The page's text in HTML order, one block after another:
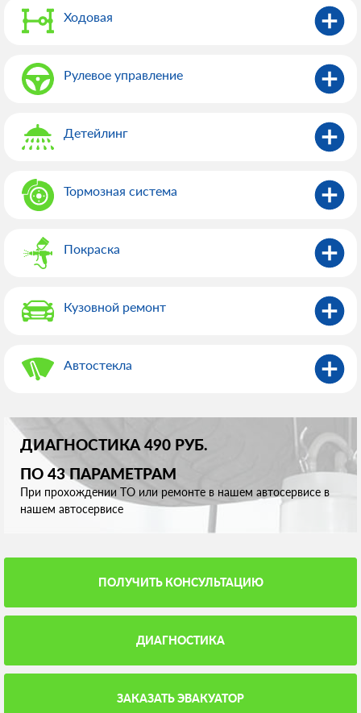
Ходовая
Рулевое управление
Детейлинг
Тормозная система
Покраска
Кузовной ремонт
Автостекла
ДИАГНОСТИКА 490 РУБ.
ПО 43 ПАРАМЕТРАМ
При прохождении ТО или ремонте в нашем автосервисе в
нашем автосервисе
ПОЛУЧИТЬ КОНСУЛЬТАЦИЮ
ДИАГНОСТИКА
ЗАКАЗАТЬ ЭВАКУАТОР